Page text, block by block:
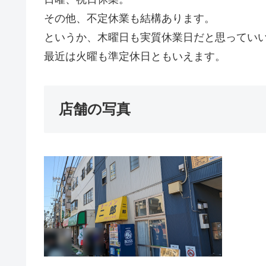
その他、不定休業も結構あります。
というか、木曜日も実質休業日だと思ってい
最近は火曜も準定休日ともいえます。
店舗の写真